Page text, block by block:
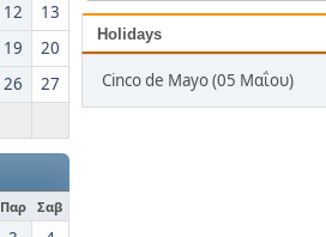
12
13
19
20
26
27
Παρ Σαβ
Holidays
Cinco de Mayo (05 Μαΐου)